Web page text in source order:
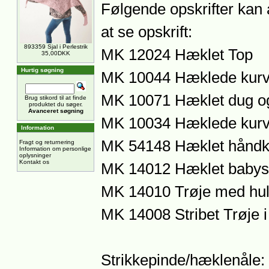
893359 Sjal i Perlestrik
35,00DKK
Hurtig søgning
Brug stikord til at finde
produktet du søger.
Avanceret søgning
Information
Fragt og returnering
Information om personlige
oplysninger
Kontakt os
Følgende opskrifter
at se opskrift:
MK 12024 Hæklet Top
MK 10044 Hæklede
MK 10071 Hæklet dug
MK 10034 Hæklede
MK 54148 Hæklet
MK 14012 Hæklet
MK 14010 Trøje med
MK 14008 Stribet Trøje
Strikkepinde/hæklenåle: